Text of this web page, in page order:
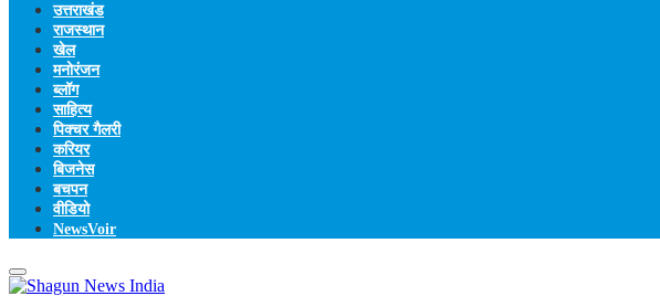
उत्तराखंड
राजस्थान
खेल
मनोरंजन
ब्लॉग
साहित्य
पिक्चर गैलरी
करियर
बिजनेस
बचपन
वीडियो
NewsVoir